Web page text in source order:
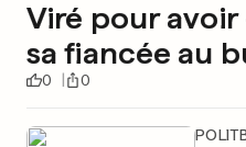
Viré pour
sa fiancée au
0 0